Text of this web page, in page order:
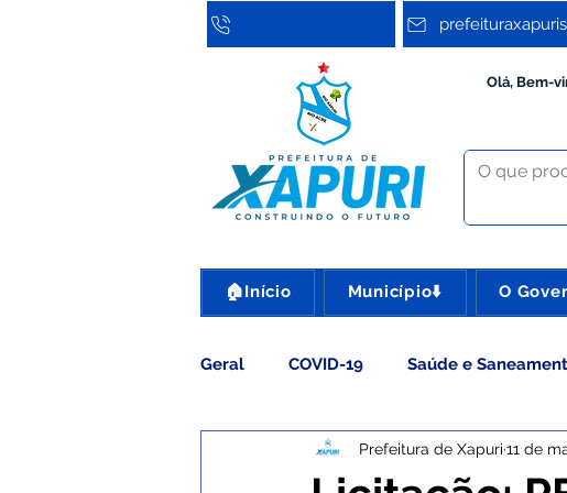
Olá, Bem-
🏠Início Município⬇️ O
Geral COVID-19 Saúde e
Assistência Social Cultura Esporte
Prefeitura de Xapuri 11 de